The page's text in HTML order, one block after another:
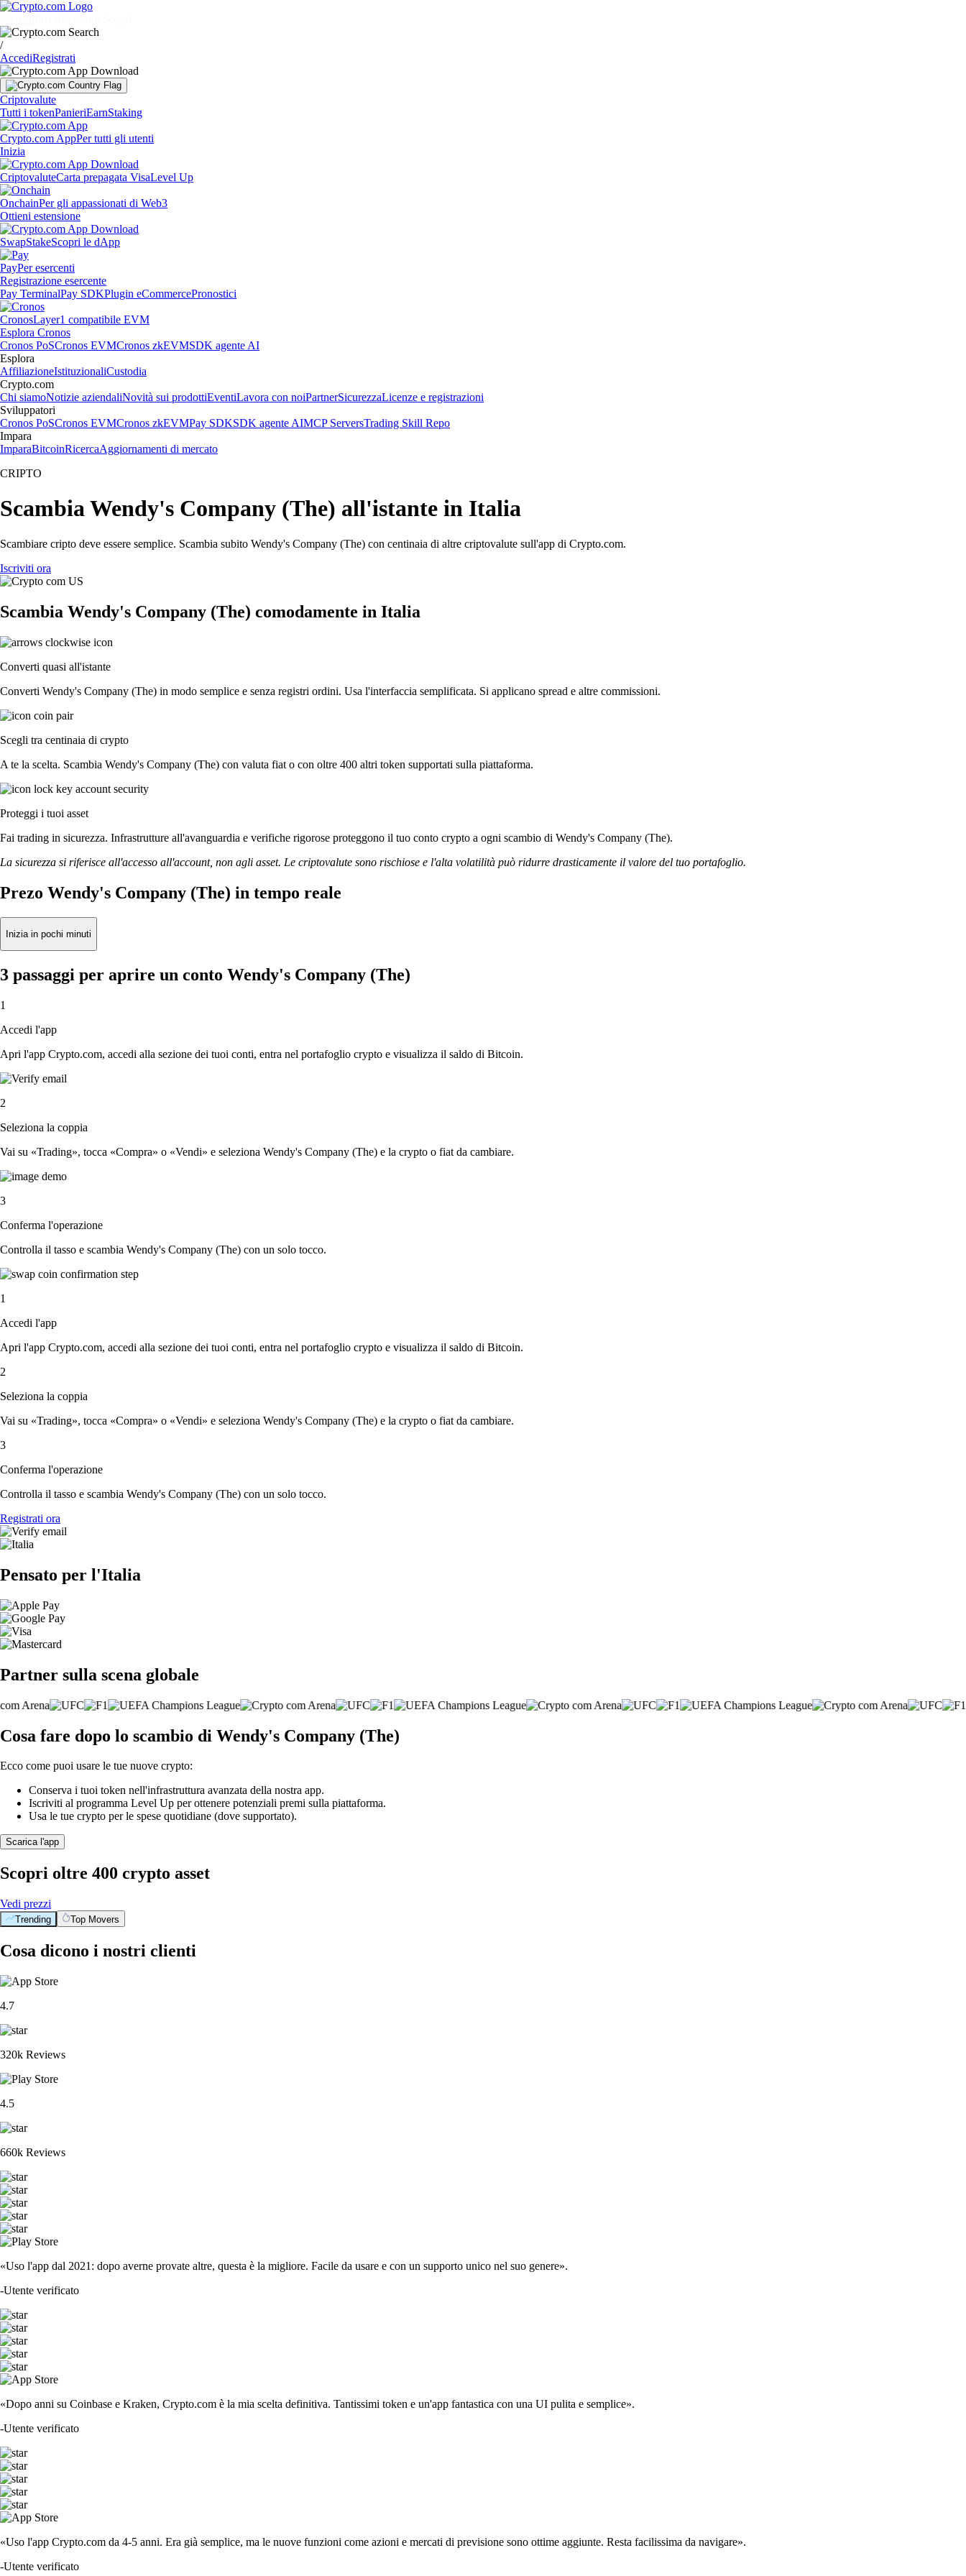
/
AccediRegistrati
Criptovalute
Tutti i tokenPanieriEarnStaking
Crypto.com AppPer tutti gli utenti
Inizia
CriptovaluteCarta prepagata VisaLevel Up
OnchainPer gli appassionati di Web3
Ottieni estensione
SwapStakeScopri le dApp
PayPer esercenti
Registrazione esercente
Pay TerminalPay SDKPlugin eCommercePronostici
CronosLayer1 compatibile EVM
Esplora Cronos
Cronos PoSCronos EVMCronos zkEVMSDK agente AI
Esplora
AffiliazioneIstituzionaliCustodia
Crypto.com
Chi siamoNotizie aziendaliNovità sui prodottiEventiLavora con noiPartnerSicurezzaLicenze e registrazioni
Sviluppatori
Cronos PoSCronos EVMCronos zkEVMPay SDKSDK agente AIMCP ServersTrading Skill Repo
Impara
ImparaBitcoinRicercaAggiornamenti di mercato
CRIPTO
Scambia Wendy's Company (The) all'istante in Italia
Scambiare cripto deve essere semplice. Scambia subito Wendy's Company (The) con centinaia di altre criptovalute sull'app di Crypto.com.
Iscriviti ora
Scambia Wendy's Company (The) comodamente in Italia
Converti quasi all'istante
Converti Wendy's Company (The) in modo semplice e senza registri ordini. Usa l'interfaccia semplificata. Si applicano spread e altre commissioni.
Scegli tra centinaia di crypto
A te la scelta. Scambia Wendy's Company (The) con valuta fiat o con oltre 400 altri token supportati sulla piattaforma.
Proteggi i tuoi asset
Fai trading in sicurezza. Infrastrutture all'avanguardia e verifiche rigorose proteggono il tuo conto crypto a ogni scambio di Wendy's Company (The).
La sicurezza si riferisce all'accesso all'account, non agli asset. Le criptovalute sono rischiose e l'alta volatilità può ridurre drasticamente il valore del tuo portafoglio.
Prezo Wendy's Company (The) in tempo reale
Inizia in pochi minuti
3 passaggi per aprire un conto Wendy's Company (The)
1
Accedi l'app
Apri l'app Crypto.com, accedi alla sezione dei tuoi conti, entra nel portafoglio crypto e visualizza il saldo di Bitcoin.
2
Seleziona la coppia
Vai su «Trading», tocca «Compra» o «Vendi» e seleziona Wendy's Company (The) e la crypto o fiat da cambiare.
3
Conferma l'operazione
Controlla il tasso e scambia Wendy's Company (The) con un solo tocco.
1
Accedi l'app
Apri l'app Crypto.com, accedi alla sezione dei tuoi conti, entra nel portafoglio crypto e visualizza il saldo di Bitcoin.
2
Seleziona la coppia
Vai su «Trading», tocca «Compra» o «Vendi» e seleziona Wendy's Company (The) e la crypto o fiat da cambiare.
3
Conferma l'operazione
Controlla il tasso e scambia Wendy's Company (The) con un solo tocco.
Registrati ora
Pensato per l'Italia
Partner sulla scena globale
Cosa fare dopo lo scambio di Wendy's Company (The)
Ecco come puoi usare le tue nuove crypto:
Conserva i tuoi token nell'infrastruttura avanzata della nostra app.
Iscriviti al programma Level Up per ottenere potenziali premi sulla piattaforma.
Usa le tue crypto per le spese quotidiane (dove supportato).
Scarica l'app
Scopri oltre 400 crypto asset
Vedi prezzi
Trending Top Movers
Cosa dicono i nostri clienti
4.7
320k Reviews
4.5
660k Reviews
«Uso l'app dal 2021: dopo averne provate altre, questa è la migliore. Facile da usare e con un supporto unico nel suo genere».
-Utente verificato
«Dopo anni su Coinbase e Kraken, Crypto.com è la mia scelta definitiva. Tantissimi token e un'app fantastica con una UI pulita e semplice».
-Utente verificato
«Uso l'app Crypto.com da 4-5 anni. Era già semplice, ma le nuove funzioni come azioni e mercati di previsione sono ottime aggiunte. Resta facilissima da navigare».
-Utente verificato